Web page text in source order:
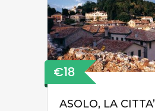
€18
ASOLO, LA